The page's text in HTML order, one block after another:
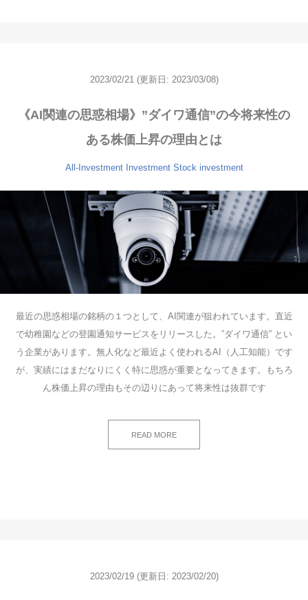
2023/02/21 (更新日: 2023/03/08)
《AI関連の思惑相場》”ダイワ通信”の今将来性の
ある株価上昇の理由とは
All-Investment Investment Stock investment
最近の思惑相場の銘柄の１つとして、AI関連が狙われています。直近
で幼稚園などの登園通知サービスをリリースした。”ダイワ通信” とい
う企業があります。無人化など最近よく使われるAI（人工知能）です
が、実績にはまだなりにくく特に思惑が重要となってきます。もちろ
ん株価上昇の理由もその辺りにあって将来性は抜群です
READ MORE
2023/02/19 (更新日: 2023/02/20)